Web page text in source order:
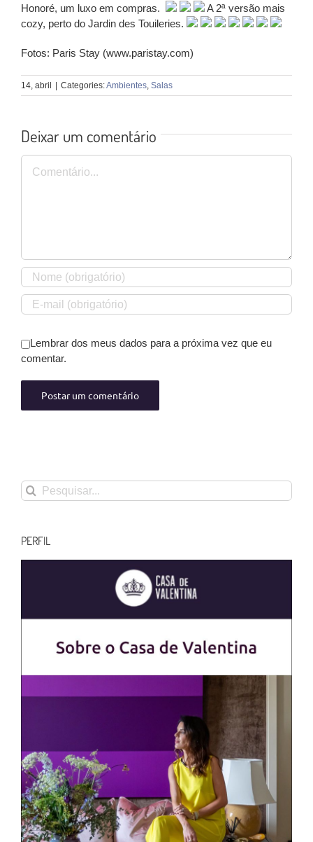
Honoré, um luxo em compras.
A 2ª versão mais
cozy, perto do Jardin des Touileries.
Fotos: Paris Stay (www.paristay.com)
14, abril Categories:Ambientes, Salas
Deixar um comentário
Comentário
Lembrar dos meus dados para a próxima vez que eu
comentar.
Buscar
resultados
PERFIL